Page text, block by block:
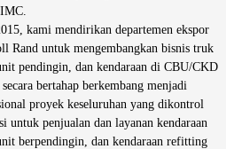
kami mendirikan departemen ekspor
Rand untuk mengembangkan bisnis truk
pendingin, dan kendaraan di CBU/CKD
bertahap berkembang menjadi
proyek keseluruhan yang dikontrol
untuk penjualan dan layanan kendaraan
berpendingin, dan kendaraan refitting